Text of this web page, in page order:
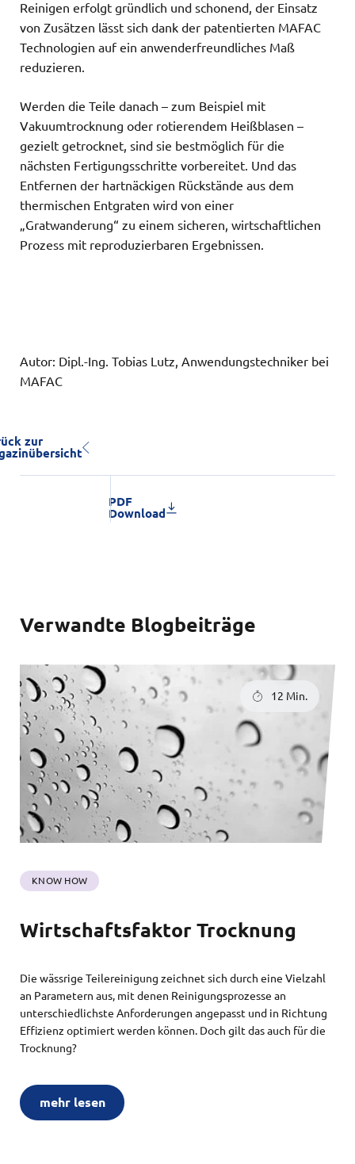
Reinigen erfolgt gründlich und schonend, der Einsatz
von Zusätzen lässt sich dank der patentierten MAFAC
Technologien auf ein anwenderfreundliches Maß
reduzieren.
Werden die Teile danach – zum Beispiel mit
Vakuumtrocknung oder rotierendem Heißblasen –
gezielt getrocknet, sind sie bestmöglich für die
nächsten Fertigungsschritte vorbereitet. Und das
Entfernen der hartnäckigen Rückstände aus dem
thermischen Entgraten wird von einer
„Gratwanderung“ zu einem sicheren, wirtschaftlichen
Prozess mit reproduzierbaren Ergebnissen.
Autor: Dipl.-Ing. Tobias Lutz, Anwendungstechniker bei
MAFAC
zur
PDF
Download
Verwandte Blogbeiträge
12 Min.
KNOW HOW
Wirtschaftsfaktor Trocknung
Die wässrige Teilereinigung zeichnet sich durch eine Vielzahl
an Parametern aus, mit denen Reinigungsprozesse an
unterschiedlichste Anforderungen angepasst und in Richtung
Effizienz optimiert werden können. Doch gilt das auch für die
Trocknung?
mehr lesen